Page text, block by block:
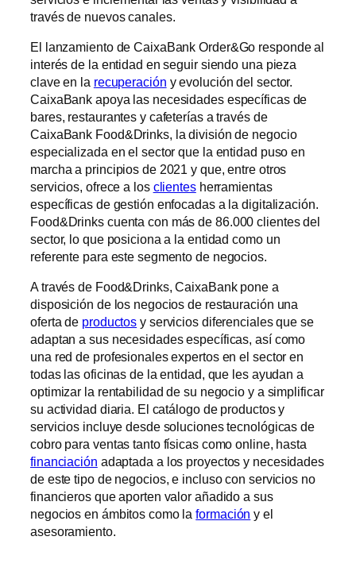
través de nuevos canales.
El lanzamiento de CaixaBank Order&Go responde al
interés de la entidad en seguir siendo una pieza
clave en la recuperación y evolución del sector.
CaixaBank apoya las necesidades específicas de
bares, restaurantes y cafeterías a través de
CaixaBank Food&Drinks, la división de negocio
especializada en el sector que la entidad puso en
marcha a principios de 2021 y que, entre otros
servicios, ofrece a los clientesherramientas
específicas de gestión enfocadas a la digitalización.
Food&Drinks cuenta con más de 86.000 clientes del
sector, lo que posiciona a la entidad como un
referente para este segmento de negocios.
A través de Food&Drinks, CaixaBank pone a
disposición de los negocios de restauración una
oferta de productos y servicios diferenciales que se
adaptan a sus necesidades específicas, así como
una red de profesionales expertos en el sector en
todas las oficinas de la entidad, que les ayudan a
optimizar la rentabilidad de su negocio y a simplificar
su actividad diaria. El catálogo de productos y
servicios incluye desde soluciones tecnológicas de
cobro para ventas tanto físicas como online, hasta
financiación adaptada a los proyectos y necesidades
de este tipo de negocios, e incluso con servicios no
financieros que aporten valor añadido a sus
negocios en ámbitos como laformación y el
asesoramiento.